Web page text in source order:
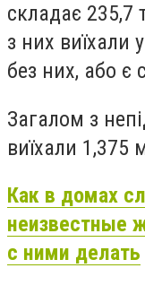
складає 235,7
з них виїхали
без них, або є
Загалом з
виїхали 1,375
Как в домах
неизвестные
с ними делать